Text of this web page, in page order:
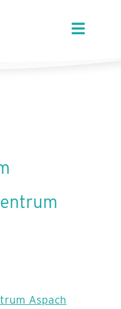
Toggle
Aspach